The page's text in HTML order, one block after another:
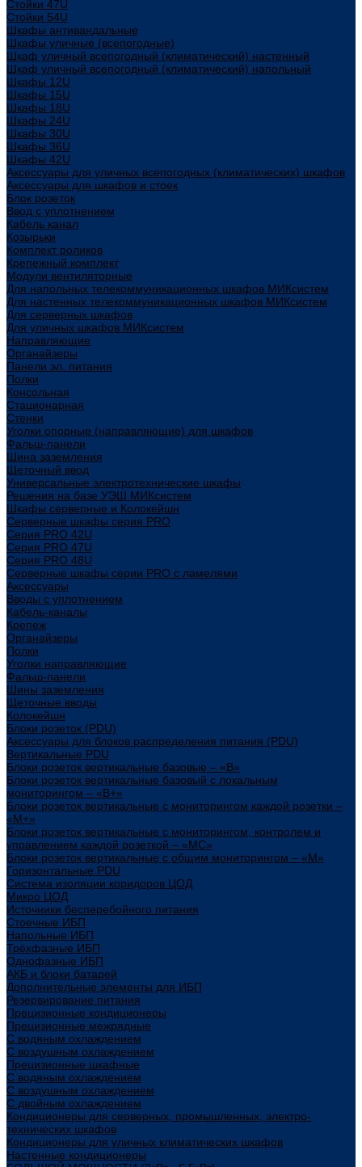
Стойки 47U
Стойки 54U
Шкафы антивандальные
Шкафы уличные (всепогодные)
Шкаф уличный всепогодный (климатический) настенный
Шкаф уличный всепогодный (климатический) напольный
Шкафы 12U
Шкафы 15U
Шкафы 18U
Шкафы 24U
Шкафы 30U
Шкафы 36U
Шкафы 42U
Аксессуары для уличных всепогодных (климатических) шкафов
Аксессуары для шкафов и стоек
Блок розеток
Ввод с уплотнением
Кабель канал
Козырьки
Комплект роликов
Крепежный комплект
Модули вентиляторные
Для напольных телекоммуникационных шкафов МИКсистем
Для настенных телекоммуникационных шкафов МИКсистем
Для серверных шкафов
Для уличных шкафов МИКсистем
Направляющие
Органайзеры
Панели эл. питания
Полки
Консольная
Стационарная
Стенки
Уголки опорные (направляющие) для шкафов
Фальш-панели
Шина заземления
Щеточный ввод
Универсальные электротехнические шкафы
Решения на базе УЭШ МИКсистем
Шкафы серверные и Колокейшн
Серверные шкафы серия PRO
Серия PRO 42U
Серия PRO 47U
Серия PRO 48U
Серверные шкафы серии PRO с ламелями
Аксессуары
Вводы с уплотнением
Кабель-каналы
Крепеж
Органайзеры
Полки
Уголки направляющие
Фальш-панели
Шины заземления
Щеточные вводы
Колокейшн
Блоки розеток (PDU)
Аксессуары для блоков распределения питания (PDU)
Вертикальные PDU
Блоки розеток вертикальные базовые – «В»
Блоки розеток вертикальные базовый с локальным
мониторингом – «В+»
Блоки розеток вертикальные с мониторингом каждой розетки –
«М+»
Блоки розеток вертикальные с мониторингом, контролем и
управлением каждой розеткой – «МС»
Блоки розеток вертикальные с общим мониторингом – «М»
Горизонтальные PDU
Система изоляции коридоров ЦОД
Микро ЦОД
Источники бесперебойного питания
Стоечные ИБП
Напольные ИБП
Трёхфазные ИБП
Однофазные ИБП
АКБ и блоки батарей
Дополнительные элементы для ИБП
Резервирование питания
Прецизионные кондиционеры
Прецизионные межрядные
С водяным охлаждением
С воздушным охлаждением
Прецизионные шкафные
С водяным охлаждением
С воздушным охлаждением
С двойным охлаждением
Кондиционеры для серверных, промышленных, электро-
технических шкафов
Кондиционеры для уличных климатических шкафов
Настенные кондиционеры